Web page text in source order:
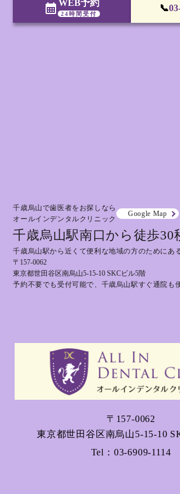
calendar_month WEB予約
24時間受付
📞
千歳烏山で歯医者をお探しなら
オールインデンタルクリニック
Google Map
千歳烏山駅南口から徒歩30
千歳烏山駅から近くて便利な地域の方のためにあ
〒157-0062
東京都世田谷区南烏山5-15-10 SKCビル5階
予約不要でも受付可能で、千歳烏山駅すぐ通院も
〒157-0062
東京都世田谷区南烏山5-15-10
Tel： 03-6909-1114